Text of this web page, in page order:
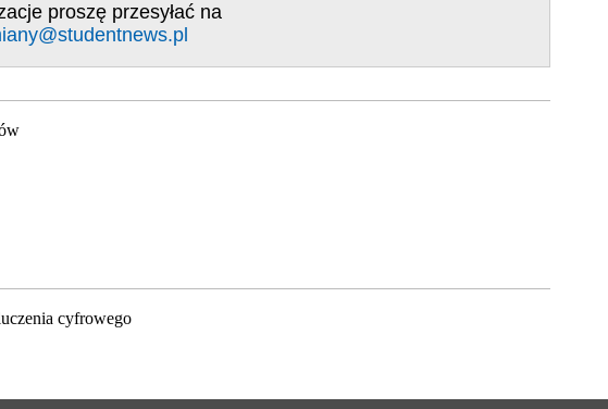
proszę przesyłać na
cyfrowego